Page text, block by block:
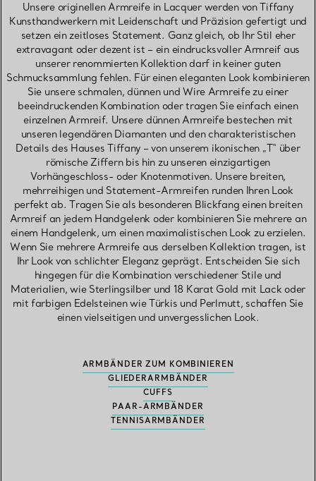
Unsere originellen Armreife in Lacquer werden von Tiffany
Kunsthandwerkern mit Leidenschaft und Präzision gefertigt und
setzen ein zeitloses Statement. Ganz gleich, ob Ihr Stil eher
extravagant oder dezent ist – ein eindrucksvoller Armreif aus
unserer renommierten Kollektion darf in keiner guten
Schmucksammlung fehlen. Für einen eleganten Look kombinieren
Sie unsere schmalen, dünnen und Wire Armreife zu einer
beeindruckenden Kombination oder tragen Sie einfach einen
einzelnen Armreif. Unsere dünnen Armreife bestechen mit
unseren legendären Diamanten und den charakteristischen
Details des Hauses Tiffany – von unserem ikonischen „T“ über
römische Ziffern bis hin zu unseren einzigartigen
Vorhängeschloss- oder Knotenmotiven. Unsere breiten,
mehrreihigen und Statement-Armreifen runden Ihren Look
perfekt ab. Tragen Sie als besonderen Blickfang einen breiten
Armreif an jedem Handgelenk oder kombinieren Sie mehrere an
einem Handgelenk, um einen maximalistischen Look zu erzielen.
Wenn Sie mehrere Armreife aus derselben Kollektion tragen, ist
Ihr Look von schlichter Eleganz geprägt. Entscheiden Sie sich
hingegen für die Kombination verschiedener Stile und
Materialien, wie Sterlingsilber und 18 Karat Gold mit Lack oder
mit farbigen Edelsteinen wie Türkis und Perlmutt, schaffen Sie
einen vielseitigen und unvergesslichen Look.
ARMBÄNDER ZUM KOMBINIEREN
GLIEDERARMBÄNDER
CUFFS
PAAR-ARMBÄNDER
TENNISARMBÄNDER